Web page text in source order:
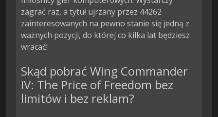
zagrać raz, a tytuł ujrzany przez 44262
zainteresowanych na pewno stanie się jedną z
ważnych pozycji, do której co kilka lat będziesz
wracać!
Skąd pobrać Wing Commander
IV: The Price of Freedom bez
limitów i bez reklam?